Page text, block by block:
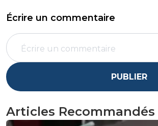
Écrire un commentaire
PUBLIER
Articles Recommandés